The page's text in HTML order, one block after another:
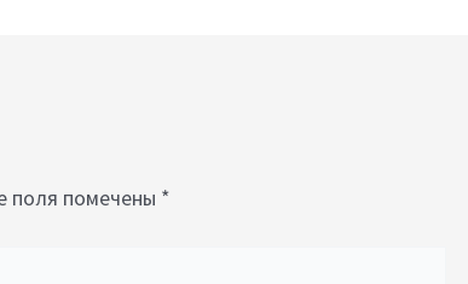
поля помечены *